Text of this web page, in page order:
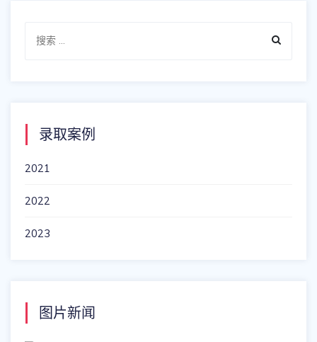
for:
录取案例
2021
2022
2023
图片新闻